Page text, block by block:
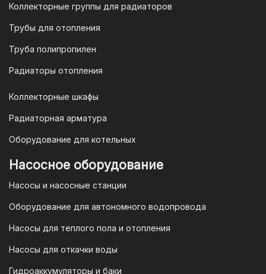
электронную почту
opt@mail.ru
Гарантия и условия гарантии
магазине "TIM-com Россия" Вы можете
быть уверены в том, что мы действуем
в рамках действующего
Законодательства Российской
Федерации и Ваши права, как
Коллекторные группы для радиаторов
Трубы для отопления
Труба полипропилен
Радиаторы отопления
Коллекторные шкафы
Радиаторная арматура
Оборудование для котельных
Насосное оборудование
Насосы и насосные станции
Оборудование для автономного водопровода
Насосы для теплого пола и отопления
Насосы для откачки воды
Гидроаккумуляторы и баки